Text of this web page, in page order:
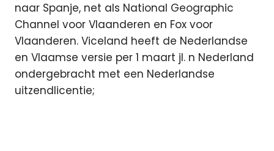
naar Spanje, net als National Geographic
Channel voor Vlaanderen en Fox voor
Vlaanderen. Viceland heeft de Nederlandse
en Vlaamse versie per 1 maart jl. n Nederland
ondergebracht met een Nederlandse
uitzendlicentie;